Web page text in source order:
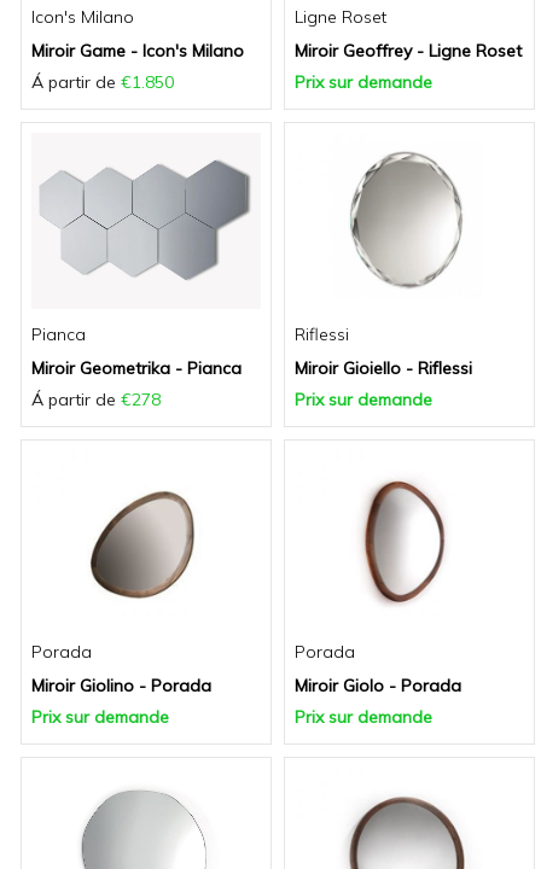
Icon's Milano
Miroir Game - Icon's Milano
Á partir de €1.850
Ligne Roset
Miroir Geoffrey - Ligne Roset
Prix sur demande
Pianca
Miroir Geometrika - Pianca
Á partir de €278
Riflessi
Miroir Gioiello - Riflessi
Prix sur demande
Porada
Miroir Giolino - Porada
Prix sur demande
Porada
Miroir Giolo - Porada
Prix sur demande